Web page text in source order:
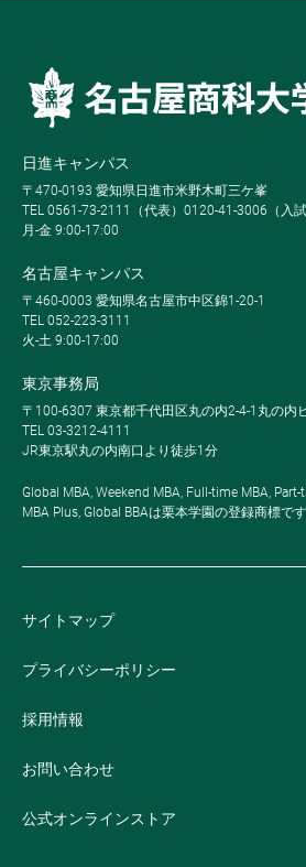
日進キャンパス
〒470-0193 愛知県日進市米野木町三ケ峯
TEL 0561-73-2111（代表）0120-41-3006（入試
月-金 9:00-17:00
名古屋キャンパス
〒460-0003 愛知県名古屋市中区錦1-20-1
TEL 052-223-3111
火-土 9:00-17:00
東京事務局
〒100-6307 東京都千代田区丸の内2-4-1丸の内
TEL 03-3212-4111
JR東京駅丸の内南口より徒歩1分
Global MBA, Weekend MBA, Full-time MBA,
MBA Plus, Global BBAは栗本学園の登録商標です
サイトマップ
プライバシーポリシー
採用情報
お問い合わせ
公式オンラインストア